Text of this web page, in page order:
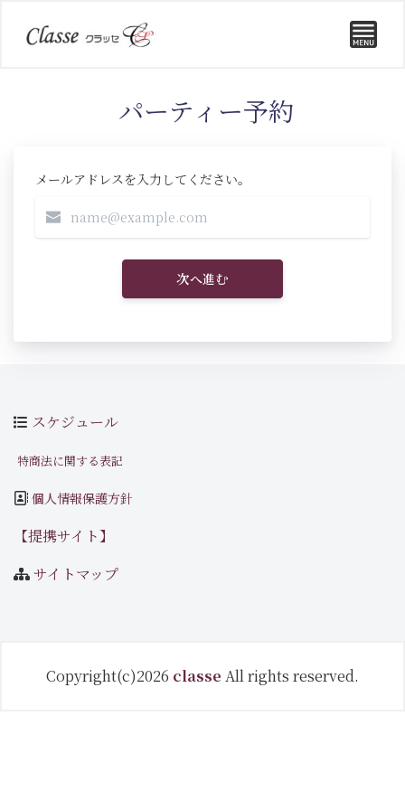
パーティー予約
メールアドレスを入力してください。
次へ進む
スケジュール
特商法に関する表記
個人情報保護方針
【提携サイト】
サイトマップ
Copyright(c)2026 classe All rights reserved.